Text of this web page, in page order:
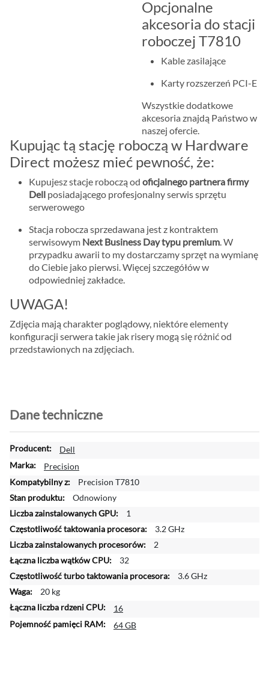
Opcjonalne
akcesoria do stacji
roboczej T7810
Kable zasilające
Karty rozszerzeń PCI-E
Wszystkie dodatkowe
akcesoria znajdą Państwo w
naszej ofercie.
Kupując tą stację roboczą w Hardware
Direct możesz mieć pewność, że:
Kupujesz stacje roboczą od oficjalnego partnera firmy
Dell posiadającego profesjonalny serwis sprzętu
serwerowego
Stacja robocza sprzedawana jest z kontraktem
serwisowym Next Business Day typu premium. W
przypadku awarii to my dostarczamy sprzęt na wymianę
do Ciebie jako pierwsi. Więcej szczegółów w
odpowiedniej zakładce.
UWAGA!
Zdjęcia mają charakter poglądowy, niektóre elementy
konfiguracji serwera takie jak risery mogą się różnić od
przedstawionych na zdjęciach.
Dane techniczne
W
i
c
e
j
f
o
r
m
c
j
Dell
Precision
Precision T7810
Odnowiony
1
3.2 GHz
2
32
3.6 GHz
20 kg
16
64 GB